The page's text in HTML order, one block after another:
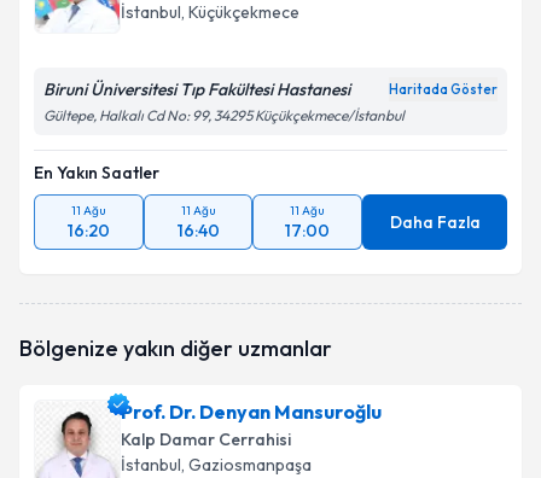
İstanbul, Küçükçekmece
Biruni Üniversitesi Tıp Fakültesi Hastanesi Haritada Göster
Gültepe, Halkalı Cd No: 99, 34295 Küçükçekmece/İstanbul
En Yakın Saatler
11 Ağu
16:20
11 Ağu
16:40
11 Ağu
17:00 Daha Fazla
Bölgenize yakın diğer uzmanlar
Prof. Dr. Denyan Mansuroğlu
Kalp Damar Cerrahisi
İstanbul, Gaziosmanpaşa